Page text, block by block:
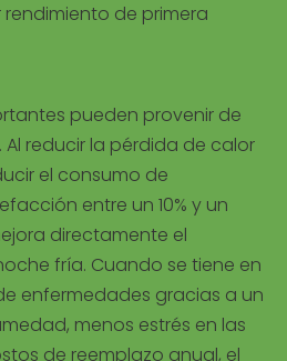
de primera
pueden provenir de
reducir la pérdida de calor
el consumo de
entre un 10% y un
directamente el
fría. Cuando se tiene en
enfermedades gracias a un
menos estrés en las
de reemplazo anual, el